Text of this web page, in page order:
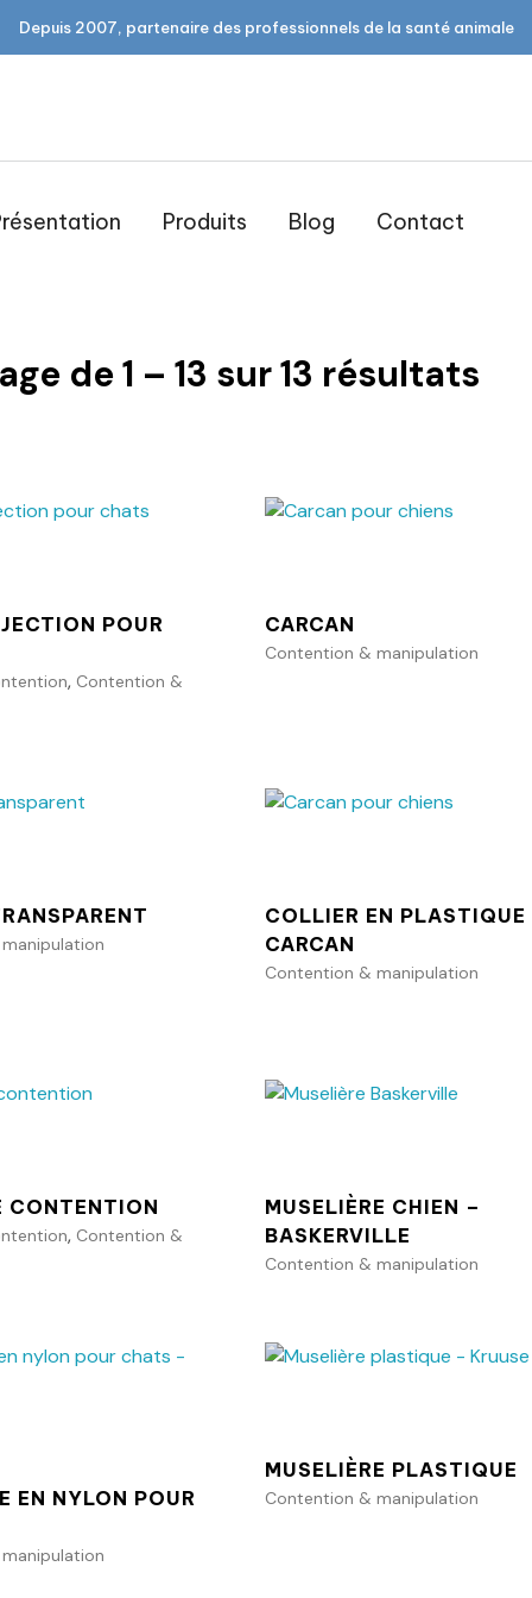
Depuis 2007, partenaire des professionnels de la santé animale
Produits Blog Contact
de 1 – 13 sur13 résultats
POUR
, Contention &
Ajouter au panier
CARCAN
Contention & manipulation
Ajouter au
Ajouter au panier
COLLIER EN PLASTIQUE
CARCAN
Contention & manipulation
Ajouter au
CONTENTION
, Contention &
Ajouter au panier
MUSELIÈRE CHIEN –
BASKERVILLE
Contention & manipulation
Ajouter au
EN NYLON POUR
MUSELIÈRE PLASTIQUE
Contention & manipulation
Ajouter au